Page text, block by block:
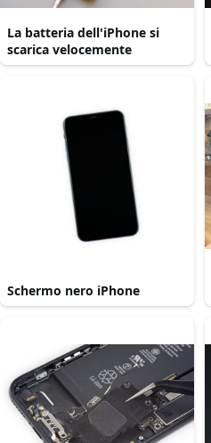
La batteria dell'iPhone si
scarica velocemente
Schermo nero iPhone